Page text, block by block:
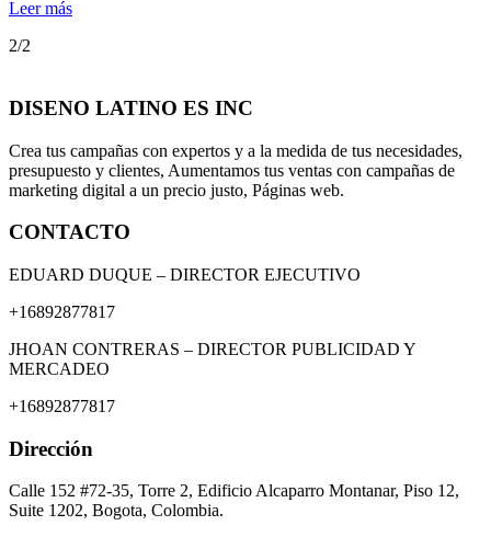
Leer más
2/2
DISENO LATINO ES INC
Crea tus campañas con expertos y a la medida de tus necesidades,
presupuesto y clientes, Aumentamos tus ventas con campañas de
marketing digital a un precio justo, Páginas web.
CONTACTO
EDUARD DUQUE – DIRECTOR EJECUTIVO
+16892877817
JHOAN CONTRERAS – DIRECTOR PUBLICIDAD Y
MERCADEO
+16892877817
Dirección
Calle 152 #72-35, Torre 2, Edificio Alcaparro Montanar, Piso 12,
Suite 1202, Bogota, Colombia.